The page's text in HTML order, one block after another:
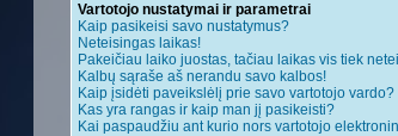
Vartotojo nustatymai ir parametrai
Kaip pasikeisi savo nustatymus?
Neteisingas laikas!
Pakeičiau laiko juostas, tačiau laikas vis tiek
Kalbų sąraše aš nerandu savo kalbos!
Kaip įsidėti paveikslėlį prie savo vartotojo vardo?
Kas yra rangas ir kaip man jį pasikeisti?
Kai paspaudžiu ant kurio nors vartotojo